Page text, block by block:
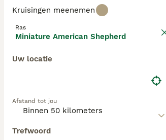
Kruisingen meenemen
Ras
Miniature American Shepherd
Uw locatie
Afstand tot jou
Trefwoord